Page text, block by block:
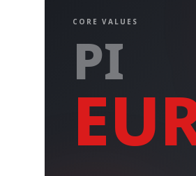
CORE VALUES
PI